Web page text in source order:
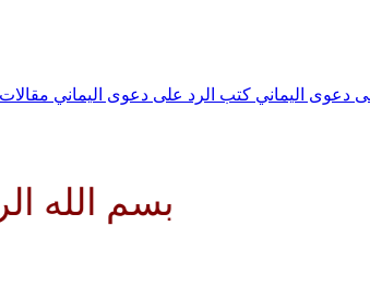
دعوى اليماني كتب الرد على دعوى اليماني
بسم الله الرحمن